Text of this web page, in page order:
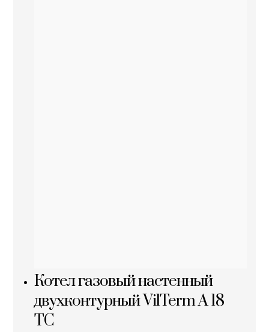
Котел газовый настенный
двухконтурный VilTerm A 18
TC